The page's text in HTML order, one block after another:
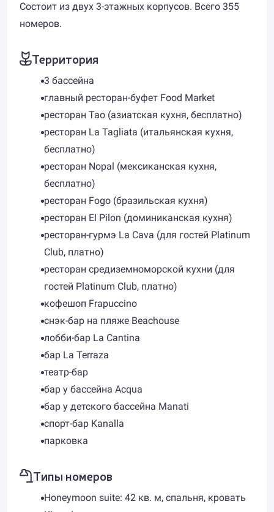
Состоит из двух 3-этажных корпусов. Всего 355
номеров.
Территория
3 бассейна
главный ресторан-буфет Food Market
ресторан Tao (азиатская кухня, бесплатно)
ресторан La Tagliata (итальянская кухня,
бесплатно)
ресторан Nopal (мексиканская кухня,
бесплатно)
ресторан Fogo (бразильская кухня)
ресторан El Pilon (доминиканская кухня)
ресторан-гурмэ La Cava (для гостей Platinum
Club, платно)
ресторан средиземноморской кухни (для
гостей Platinum Club, платно)
кофешоп Frapuccino
снэк-бар на пляже Beachouse
лобби-бар La Cantina
бар La Terraza
театр-бар
бар у бассейна Aсqua
бар у детского бассейна Manati
спорт-бар Kanalla
парковка
Типы номеров
Honeymoon suite: 42 кв. м, спальня, кровать